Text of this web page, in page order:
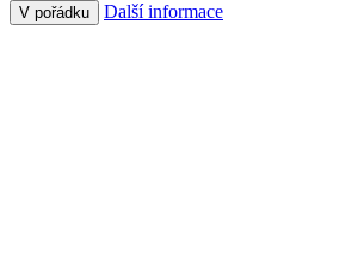
V pořádku Další informace